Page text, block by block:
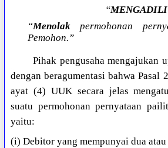
“
“Menolakpermohonan
Pemohon.”
Pihak pengusaha mengajukan
dengan beragumentasi bahwa Pasal
ayat (4) UUK secara jelas
suatu permohonan pernyataan
yaitu:
(i) Debitor yang mempunyai dua